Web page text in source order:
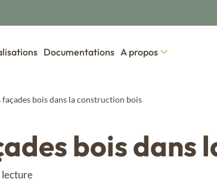
Documentations A propos
Thermo
thermo Lambris bois sec
Drywood
façades bois dans la construction bois
bois dans
lecture